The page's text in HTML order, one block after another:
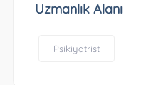
Uzmanlık Alanı
Psikiyatrist